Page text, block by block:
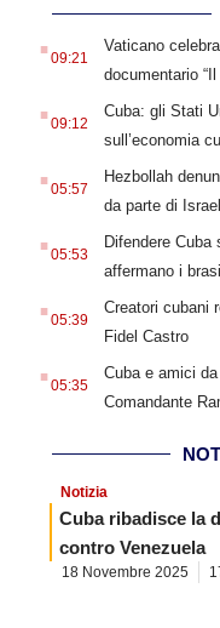
.09:21
Vaticano
documentario
.09:12
Cuba: gli Stati
sull’economia
.05:57
Hezbollah
da parte di
.05:53
Difendere Cuba
affermano i
.05:39
Creatori cubani
Fidel Castro
.05:35
Cuba e amici
Comandante
Notizia
Cuba ribadisce la
contro Venezuela
18 Novembre 2025